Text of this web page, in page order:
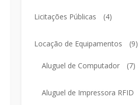
Licitações Públicas (4)
Locação de Equipamentos (9)
Aluguel de Computador (7)
Aluguel de Impressora RFID